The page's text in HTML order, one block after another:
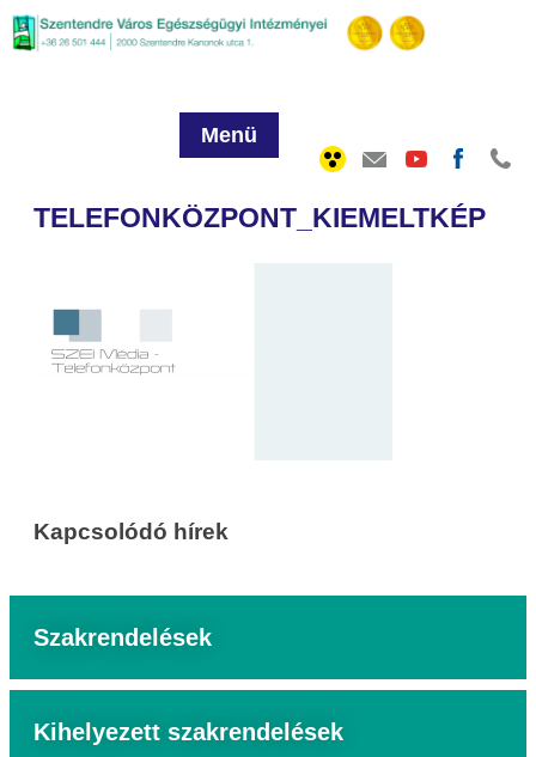
Menü
TELEFONKÖZPONT_KIEMELTKÉP
Kapcsolódó hírek
Szakrendelések
Kihelyezett szakrendelések